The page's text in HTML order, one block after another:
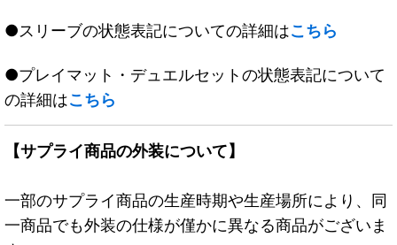
●スリーブの状態表記についての詳細はこちら
●プレイマット・デュエルセットの状態表記について
の詳細はこちら
【サプライ商品の外装について】
一部のサプライ商品の生産時期や生産場所により、同
一商品でも外装の仕様が僅かに異なる商品がございま